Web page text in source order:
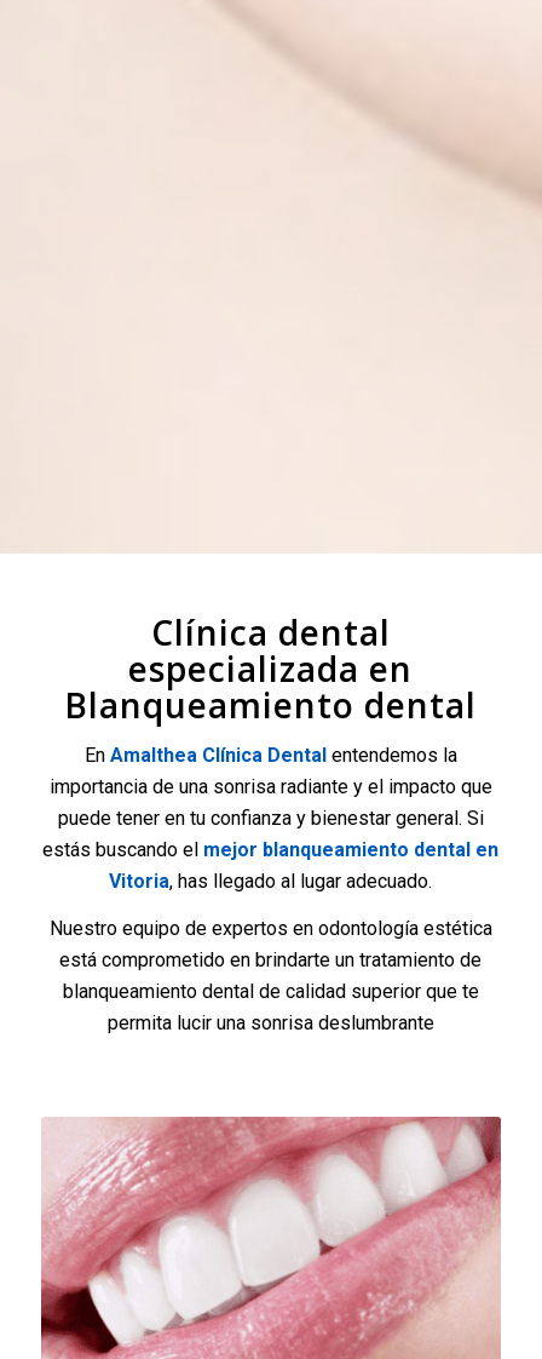
Clínica dental
especializada en
Blanqueamiento dental
En Amalthea Clínica Dentalentendemos la
importancia de una sonrisa radiante y el impacto que
puede tener en tu confianza y bienestar general. Si
estás buscando el mejor blanqueamiento dental en
Vitoria, has llegado al lugar adecuado.
Nuestro equipo de expertos en odontología estética
está comprometido en brindarte un tratamiento de
blanqueamiento dental de calidad superior que te
permita lucir una sonrisa deslumbrante